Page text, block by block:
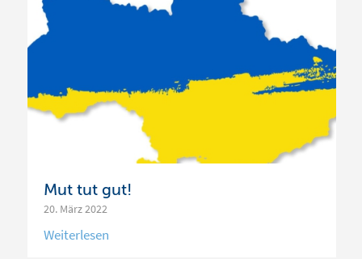
Mut tut gut!
20. März 2022